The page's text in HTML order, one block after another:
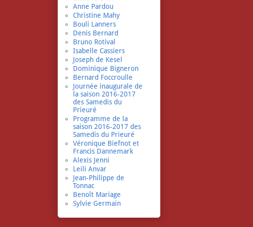
Anne Pardou
Christine Mahy
Bouli Lanners
Denis Bernard
Bruno Rotival
Isabelle Cassiers
Joseph de Kesel
Dominique Bigneron
Bernard Foccroulle
Journée inaugurale de
la saison 2016-2017
des Samedis du
Prieuré
Programme de la
saison 2016-2017 des
Samedis du Prieuré
Véronique Biefnot et
Francis Dannemark
Alexis Jenni
Leili Anvar
Jean-Philippe de
Tonnac
Benoît Mariage
Sylvie Germain